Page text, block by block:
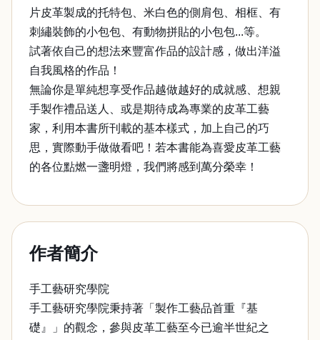
片皮革製成的托特包、米白色的側肩包、相框、有
刺繡裝飾的小包包、有動物拼貼的小包包...等。
試著依自己的想法來豐富作品的設計感，做出洋溢
自我風格的作品！
無論你是單純想享受作品越做越好的成就感、想親
手製作禮品送人、或是期待成為專業的皮革工藝
家，利用本書所刊載的基本樣式，加上自己的巧
思，實際動手做做看吧！若本書能為喜愛皮革工藝
的各位點燃一盞明燈，我們將感到萬分榮幸！
作者簡介
手工藝研究學院
手工藝研究學院秉持著「製作工藝品首重『基
礎』」的觀念，參與皮革工藝至今已逾半世紀之